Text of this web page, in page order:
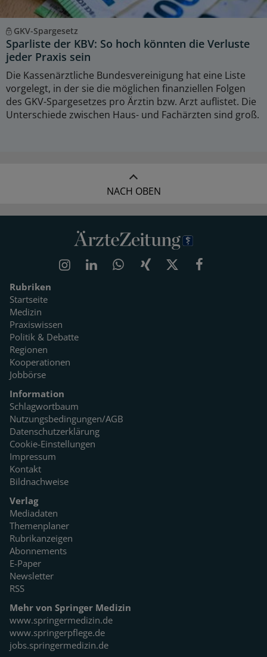
GKV-Spargesetz
Sparliste der KBV: So hoch könnten die Verluste
jeder Praxis sein
Die Kassenärztliche Bundesvereinigung hat eine Liste
vorgelegt, in der sie die möglichen finanziellen Folgen
des GKV-Spargesetzes pro Ärztin bzw. Arzt auflistet. Die
Unterschiede zwischen Haus- und Fachärzten sind groß.
NACH OBEN
Rubriken
Startseite
Medizin
Praxiswissen
Politik & Debatte
Regionen
Kooperationen
Jobbörse
Information
Schlagwortbaum
Nutzungsbedingungen/AGB
Datenschutzerklärung
Cookie-Einstellungen
Impressum
Kontakt
Bildnachweise
Verlag
Mediadaten
Themenplaner
Rubrikanzeigen
Abonnements
E-Paper
Newsletter
RSS
Mehr von Springer Medizin
www.springermedizin.de
www.springerpflege.de
jobs.springermedizin.de